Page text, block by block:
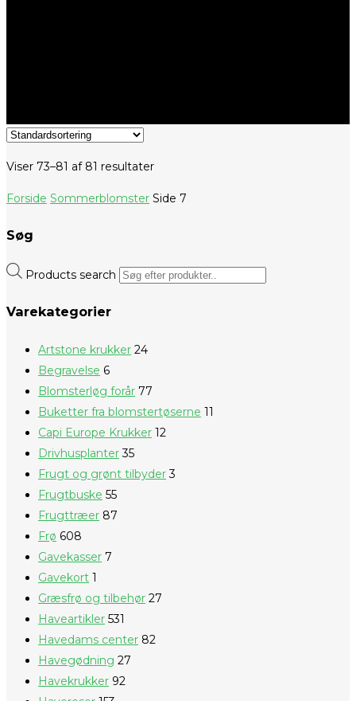
Viser 73–81 af 81 resultater
Forside Sommerblomster Side 7
Søg
Products search
Varekategorier
Artstone krukker 24
Begravelse 6
Blomsterløg forår 77
Buketter fra blomstertøserne 11
Capi Europe Krukker 12
Drivhusplanter 35
Frugt og grønt tilbyder 3
Frugtbuske 55
Frugttræer 87
Frø 608
Gavekasser 7
Gavekort 1
Græsfrø og tilbehør 27
Haveartikler 531
Havedams center 82
Havegødning 27
Havekrukker 92